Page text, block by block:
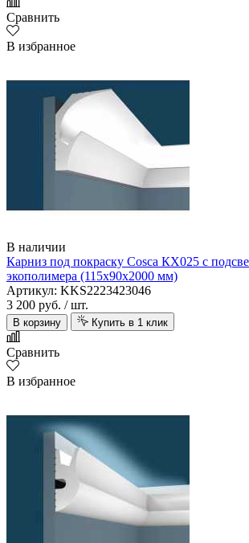
Сравнить
В избранное
В наличии
Карниз под покраску Cosca КХ025 с
экополимера (115х90х2000 мм)
Артикул: KKS2223423046
3 200 руб. / шт.
В корзину Купить в 1 клик
Сравнить
В избранное